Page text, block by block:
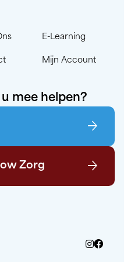
E-Learning
Mijn Account
mee helpen?
arrow_forward
Zorg arrow_forward